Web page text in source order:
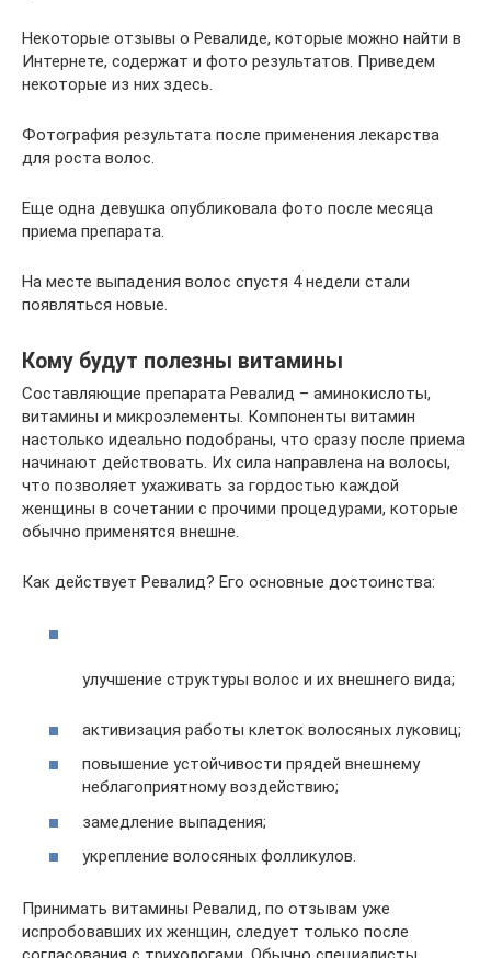
Некоторые отзывы о Ревалиде, которые можно найти в
Интернете, содержат и фото результатов. Приведем
некоторые из них здесь.
Фотография результата после применения лекарства
для роста волос.
Еще одна девушка опубликовала фото после месяца
приема препарата.
На месте выпадения волос спустя 4 недели стали
появляться новые.
Кому будут полезны витамины
Составляющие препарата Ревалид – аминокислоты,
витамины и микроэлементы. Компоненты витамин
настолько идеально подобраны, что сразу после приема
начинают действовать. Их сила направлена на волосы,
что позволяет ухаживать за гордостью каждой
женщины в сочетании с прочими процедурами, которые
обычно применятся внешне.
Как действует Ревалид? Его основные достоинства:
улучшение структуры волос и их внешнего вида;
активизация работы клеток волосяных луковиц;
повышение устойчивости прядей внешнему
неблагоприятному воздействию;
замедление выпадения;
укрепление волосяных фолликулов.
Принимать витамины Ревалид, по отзывам уже
испробовавших их женщин, следует только после